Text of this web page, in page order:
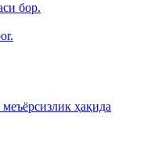
бор.
ҳақида